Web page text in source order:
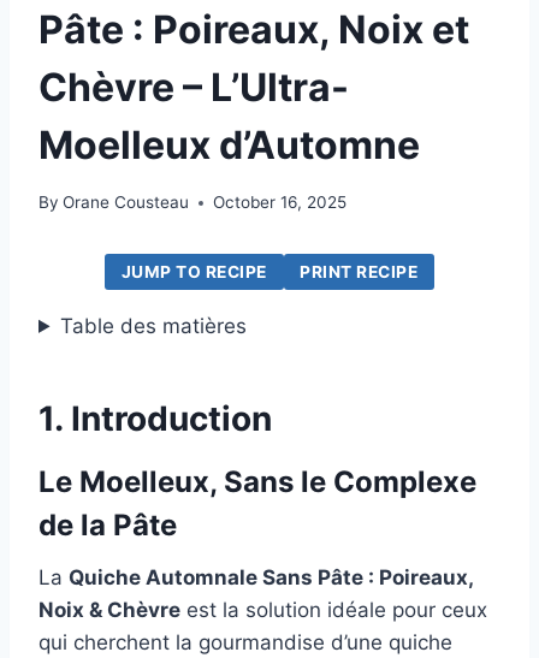
Pâte : Poireaux, Noix et
Chèvre – L’Ultra-
Moelleux d’Automne
By Orane Cousteau October 16, 2025
JUMP TO RECIPE PRINT RECIPE
Table des matières
1. Introduction
Le Moelleux, Sans le Complexe
de la Pâte
La Quiche Automnale Sans Pâte : Poireaux,
Noix & Chèvre est la solution idéale pour ceux
qui cherchent la gourmandise d’une quiche